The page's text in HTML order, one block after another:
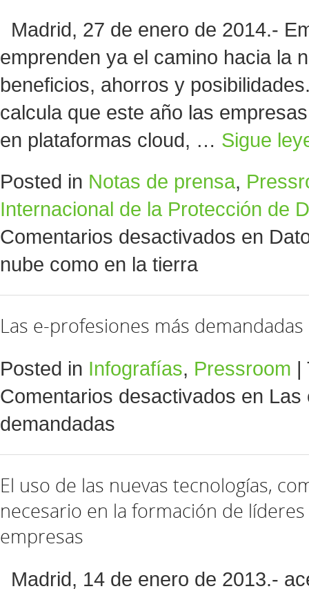
Madrid, 27 de enero de 2014.-
emprenden ya el camino hacia la
beneficios, ahorros y
calcula que este año las
en plataformas cloud, … Sigue
Posted in Notas de prensa,
Internacional de la Protección de
Comentarios desactivados en
nube como en la tierra
Las e-profesiones más demandadas
Posted in Infografías, Pressroom |
Comentarios desactivados en Las
demandadas
El uso de las nuevas tecnologías,
necesario en la formación de
empresas
Madrid, 14 de enero de 2013.-